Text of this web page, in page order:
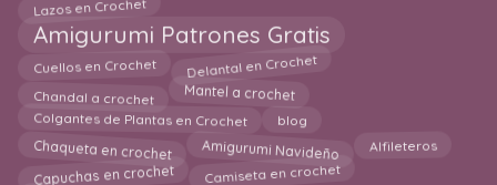
Amigurumi Patrones Gratis
Cuellos en Crochet Delantal en Crochet
Chandal a crochet Mantel a crochet
Colgantes de Plantas en Crochet blog
Chaqueta en crochet Amigurumi Navideño Alfileteros
Capuchas en crochet Camiseta en crochet